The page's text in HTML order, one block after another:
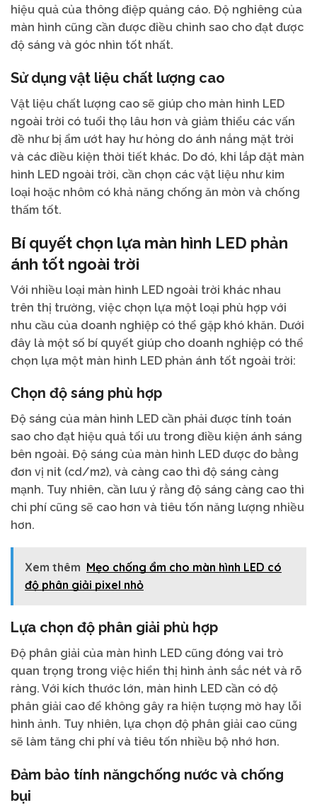
hiệu quả của thông điệp quảng cáo. Độ nghiêng của
màn hình cũng cần được điều chỉnh sao cho đạt được
độ sáng và góc nhìn tốt nhất.
Sử dụng vật liệu chất lượng cao
Vật liệu chất lượng cao sẽ giúp cho màn hình LED
ngoài trời có tuổi thọ lâu hơn và giảm thiểu các vấn
đề như bị ẩm ướt hay hư hỏng do ánh nắng mặt trời
và các điều kiện thời tiết khác. Do đó, khi lắp đặt màn
hình LED ngoài trời, cần chọn các vật liệu như kim
loại hoặc nhôm có khả năng chống ăn mòn và chống
thấm tốt.
Bí quyết chọn lựa màn hình LED phản
ánh tốt ngoài trời
Với nhiều loại màn hình LED ngoài trời khác nhau
trên thị trường, việc chọn lựa một loại phù hợp với
nhu cầu của doanh nghiệp có thể gặp khó khăn. Dưới
đây là một số bí quyết giúp cho doanh nghiệp có thể
chọn lựa một màn hình LED phản ánh tốt ngoài trời:
Chọn độ sáng phù hợp
Độ sáng của màn hình LED cần phải được tính toán
sao cho đạt hiệu quả tối ưu trong điều kiện ánh sáng
bên ngoài. Độ sáng của màn hình LED được đo bằng
đơn vị nit (cd/m2), và càng cao thì độ sáng càng
mạnh. Tuy nhiên, cần lưu ý rằng độ sáng càng cao thì
chi phí cũng sẽ cao hơn và tiêu tốn năng lượng nhiều
hơn.
Xem thêm Mẹo chống ẩm cho màn hình LED có
độ phân giải pixel nhỏ
Lựa chọn độ phân giải phù hợp
Độ phân giải của màn hình LED cũng đóng vai trò
quan trọng trong việc hiển thị hình ảnh sắc nét và rõ
ràng. Với kích thước lớn, màn hình LED cần có độ
phân giải cao để không gây ra hiện tượng mờ hay lỗi
hình ảnh. Tuy nhiên, lựa chọn độ phân giải cao cũng
sẽ làm tăng chi phí và tiêu tốn nhiều bộ nhớ hơn.
Đảm bảo tính năngchống nước và chống
bụi